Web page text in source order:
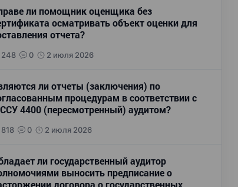
ли помощник оценщика без
осматривать объект оценки для
отчета?
248 0 2 июля 2026
ли отчеты (заключения) по
процедурам в соответствии с
4400 (пересмотренный) аудитом?
818 0 2 июля 2026
ли государственный аудитор
выносить предписание о
договора о государственных